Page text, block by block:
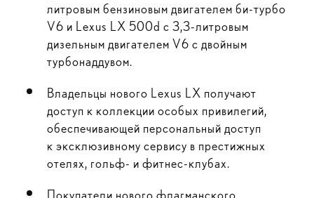
литровым бензиновым двигателем би-турбо
V6 и Lexus LX 500d с 3,3-литровым
дизельным двигателем V6 с двойным
турбонаддувом.
Владельцы нового Lexus LX получают
доступ к коллекции особых привилегий,
обеспечивающей персональный доступ
к эксклюзивному сервису в престижных
отелях, гольф- и фитнес-клубах.
Покупатели нового флагманского